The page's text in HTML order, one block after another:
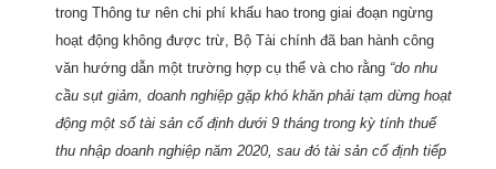
trong Thông tư nên chi phí khấu hao trong giai đoạn ngừng
hoạt động không được trừ, Bộ Tài chính đã ban hành công
văn hướng dẫn một trường hợp cụ thể và cho rằng “do nhu
cầu sụt giảm, doanh nghiệp gặp khó khăn phải tạm dừng hoạt
động một số tài sản cố định dưới 9 tháng trong kỳ tính thuế
thu nhập doanh nghiệp năm 2020, sau đó tài sản cố định tiếp